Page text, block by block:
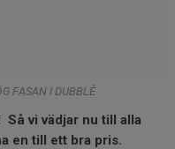
FASAN I DUBBLÉ
vi vädjar nu till alla
en till ett bra pris.